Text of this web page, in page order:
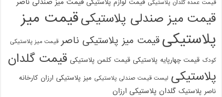
قیمت عمده گلدان پلاستیکی قیمت لوازم پلاستیکی
قیمت میز صندلی پلاستیکیقیمت میز
پلاستیکی قیمت میز پلاستیکی ناصر قیمت میز پلاستیکی
کودک قیمت چهارپایه پلاستیکی قیمت کلمن پلاستیکی قیمت گلدان
پلاستیکی لیست قیمت صندلی پلاستیکی میز پلاستیکی ارزان کارخانه
ناصر پلاستیک گلدان پلاستیکی ارزان